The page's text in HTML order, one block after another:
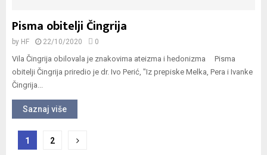
Pisma obitelji Čingrija
by HF 22/10/2020 0
Vila Čingrija obilovala je znakovima ateizma i hedonizma Pisma
obitelji Čingrija priredio je dr. Ivo Perić, "Iz prepiske Melka, Pera i Ivanke
Čingrija...
Saznaj više
Navigacija
1 2